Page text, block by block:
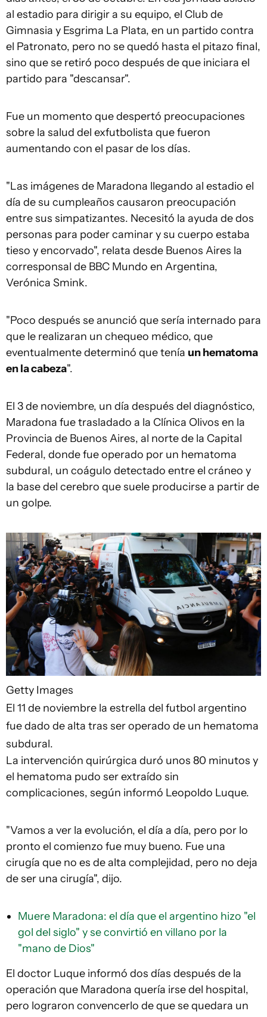
al estadio para dirigir a su equipo, el Club de
Gimnasia y Esgrima La Plata, en un partido contra
el Patronato, pero no se quedó hasta el pitazo final,
sino que se retiró poco después de que iniciara el
partido para "descansar".
Fue un momento que despertó preocupaciones
sobre la salud del exfutbolista que fueron
aumentando con el pasar de los días.
"Las imágenes de Maradona llegando al estadio el
día de su cumpleaños causaron preocupación
entre sus simpatizantes. Necesitó la ayuda de dos
personas para poder caminar y su cuerpo estaba
tieso y encorvado", relata desde Buenos Aires la
corresponsal de BBC Mundo en Argentina,
Verónica Smink.
"Poco después se anunció que sería internado para
que le realizaran un chequeo médico, que
eventualmente determinó que tenía un hematoma
en la cabeza".
El 3 de noviembre, un día después del diagnóstico,
Maradona fue trasladado a la Clínica Olivos en la
Provincia de Buenos Aires, al norte de la Capital
Federal, donde fue operado por un hematoma
subdural, un coágulo detectado entre el cráneo y
la base del cerebro que suele producirse a partir de
un golpe.
Getty Images
El 11 de noviembre la estrella del futbol argentino
fue dado de alta tras ser operado de un hematoma
subdural.
La intervención quirúrgica duró unos 80 minutos y
el hematoma pudo ser extraído sin
complicaciones, según informó Leopoldo Luque.
"Vamos a ver la evolución, el día a día, pero por lo
pronto el comienzo fue muy bueno. Fue una
cirugía que no es de alta complejidad, pero no deja
de ser una cirugía", dijo.
Muere Maradona: el día que el argentino hizo "el
gol del siglo" y se convirtió en villano por la
"mano de Dios"
El doctor Luque informó dos días después de la
operación que Maradona quería irse del hospital,
pero lograron convencerlo de que se quedara un